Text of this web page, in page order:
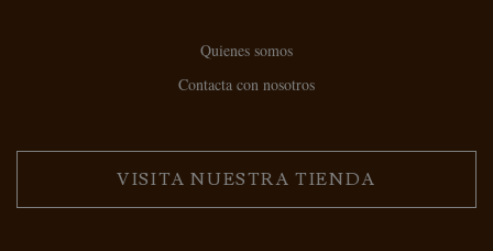
Quienes somos
Contacta con nosotros
VISITA NUESTRA TIENDA